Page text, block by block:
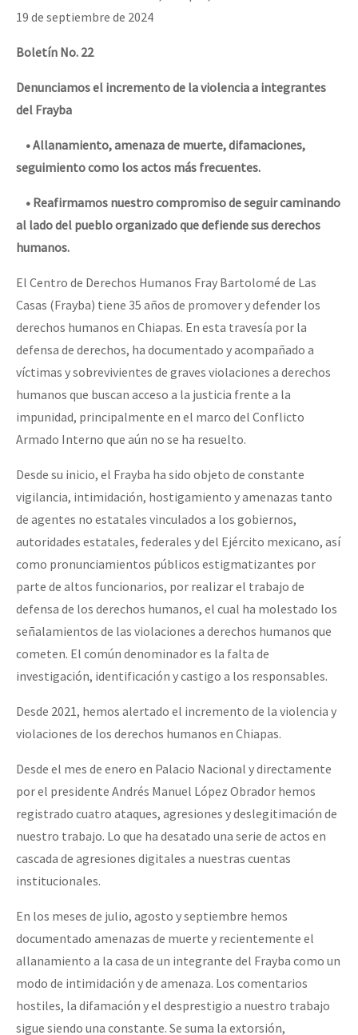
Mundo
AutonomÍa y Resistencia
Migración
Presos
Mujeres
Niñxs
ETIQUETAS
Audio
Fotorreportaje
Otras secciones
Semillero Guerra contra la Humanidad. (Las poblaciones y
la naturaleza bajo asedio)
Libros para descargar
COVID-19
Eventos
Contacto
[CDMX – 20 julio] Jornadas globales por la libertad de Jesús
Se o México sabe, que o mundo saiba! Nossas lutas pela
[25 abr – CDMX] Tokín por el CNI: 30 años de Resistencia y
19 de septiembre de 2024
Boletín No. 22
Denunciamos el incremento de la violencia a integrantes
del Frayba
• Allanamiento, amenaza de muerte, difamaciones,
seguimiento como los actos más frecuentes.
• Reafirmamos nuestro compromiso de seguir caminando
al lado del pueblo organizado que defiende sus derechos
humanos.
El Centro de Derechos Humanos Fray Bartolomé de Las
Casas (Frayba) tiene 35 años de promover y defender los
derechos humanos en Chiapas. En esta travesía por la
defensa de derechos, ha documentado y acompañado a
víctimas y sobrevivientes de graves violaciones a derechos
humanos que buscan acceso a la justicia frente a la
impunidad, principalmente en el marco del Conflicto
Armado Interno que aún no se ha resuelto.
Desde su inicio, el Frayba ha sido objeto de constante
vigilancia, intimidación, hostigamiento y amenazas tanto
de agentes no estatales vinculados a los gobiernos,
autoridades estatales, federales y del Ejército mexicano, así
como pronunciamientos públicos estigmatizantes por
parte de altos funcionarios, por realizar el trabajo de
defensa de los derechos humanos, el cual ha molestado los
señalamientos de las violaciones a derechos humanos que
cometen. El común denominador es la falta de
investigación, identificación y castigo a los responsables.
Desde 2021, hemos alertado el incremento de la violencia y
violaciones de los derechos humanos en Chiapas.
Desde el mes de enero en Palacio Nacional y directamente
por el presidente Andrés Manuel López Obrador hemos
registrado cuatro ataques, agresiones y deslegitimación de
nuestro trabajo. Lo que ha desatado una serie de actos en
cascada de agresiones digitales a nuestras cuentas
institucionales.
En los meses de julio, agosto y septiembre hemos
documentado amenazas de muerte y recientemente el
allanamiento a la casa de un integrante del Frayba como un
modo de intimidación y de amenaza. Los comentarios
hostiles, la difamación y el desprestigio a nuestro trabajo
sigue siendo una constante. Se suma la extorsión,